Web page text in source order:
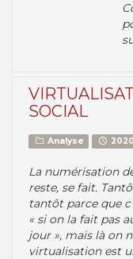
SOCIAL
Analyse 2020
La numérisation
reste, se fait.
tantôt parce que
« si on la fait pas
jour », mais là on
virtualisation est